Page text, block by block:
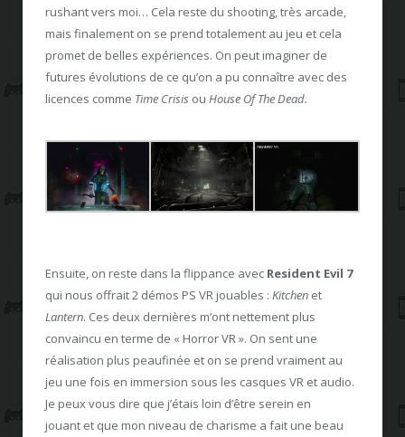
rushant vers moi… Cela reste du shooting, très arcade,
mais finalement on se prend totalement au jeu et cela
promet de belles expériences. On peut imaginer de
futures évolutions de ce qu’on a pu connaître avec des
licences comme Time Crisis ou House Of The Dead.
Ensuite, on reste dans la flippance avec Resident Evil 7
qui nous offrait 2 démos PS VR jouables : Kitchen et
Lantern. Ces deux dernières m’ont nettement plus
convaincu en terme de « Horror VR ». On sent une
réalisation plus peaufinée et on se prend vraiment au
jeu une fois en immersion sous les casques VR et audio.
Je peux vous dire que j’étais loin d’être serein en
jouant et que mon niveau de charisme a fait une beau